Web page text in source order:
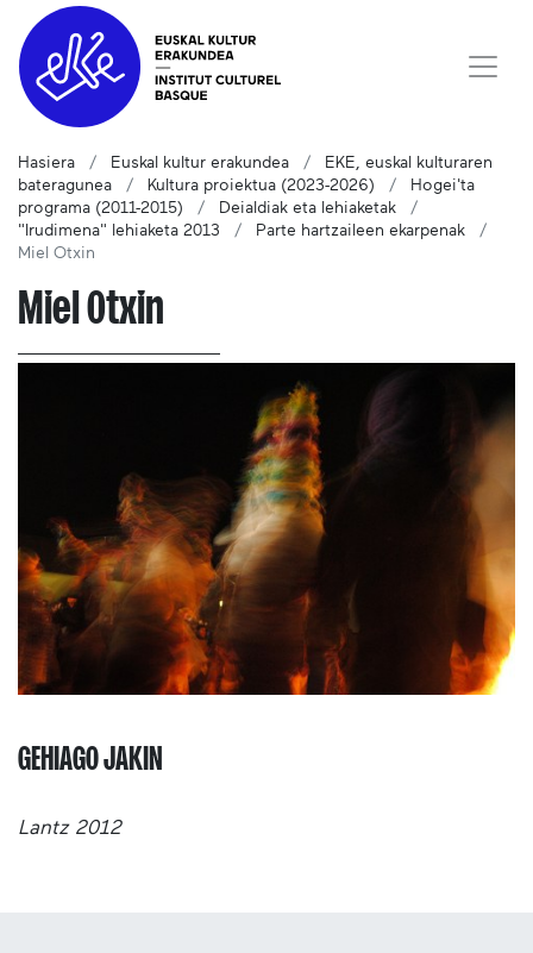
Hasiera Euskal kultur erakundea
EKE, euskal kulturaren
bateragunea
Kultura proiektua (2023-2026)
Hogei'ta
programa (2011-2015)
Deialdiak eta lehiaketak
"Irudimena" lehiaketa 2013
Parte hartzaileen ekarpenak
Miel Otxin
Miel Otxin
GEHIAGO JAKIN
Lantz 2012